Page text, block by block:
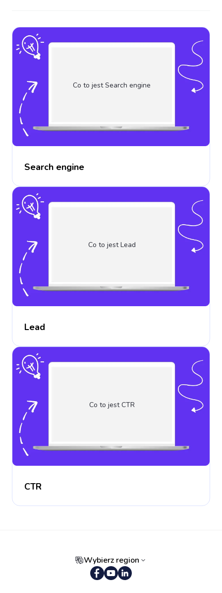
Co to jest Search engine
Search engine
Co to jest Lead
Lead
Co to jest CTR
CTR
Wybierz region